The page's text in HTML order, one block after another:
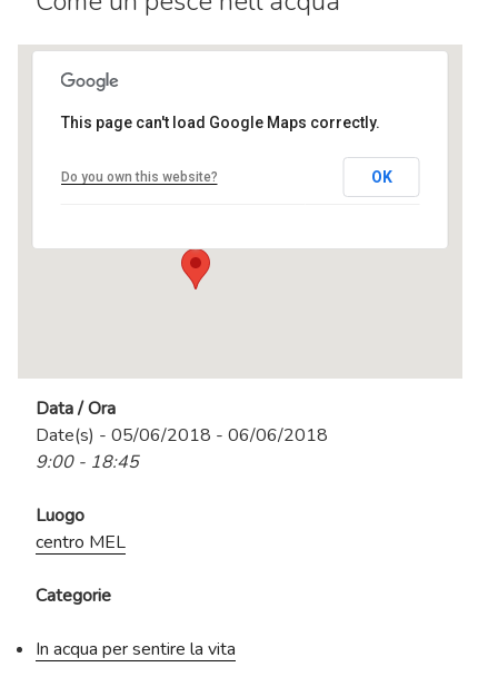
centro MEL
Via Tevere, 3 - Ranica
This page can't load Google Maps correctly.
Do you own this website? OK
Data / Ora
Date(s) - 05/06/2018 - 06/06/2018
9:00 - 18:45
Luogo
centro MEL
Categorie
In acqua per sentire la vita